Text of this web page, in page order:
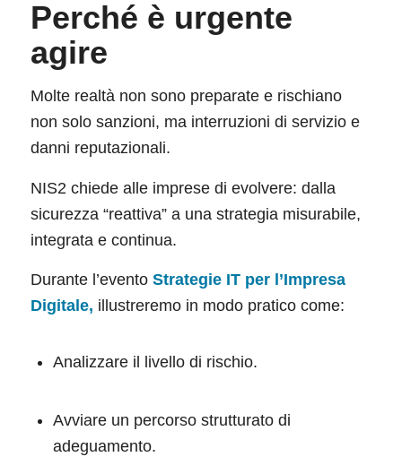
Perché è urgente
agire
Molte realtà non sono preparate e rischiano
non solo sanzioni, ma interruzioni di servizio e
danni reputazionali.
NIS2 chiede alle imprese di evolvere: dalla
sicurezza “reattiva” a una strategia misurabile,
integrata e continua.
Durante l’evento Strategie IT per l’Impresa
Digitale, illustreremo in modo pratico come:
Analizzare il livello di rischio.
Avviare un percorso strutturato di
adeguamento.